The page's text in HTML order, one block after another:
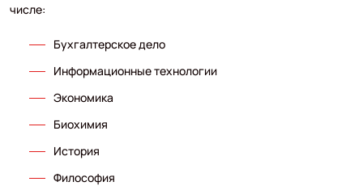
числе:
Бухгалтерское дело
Информационные технологии
Экономика
Биохимия
История
Философия